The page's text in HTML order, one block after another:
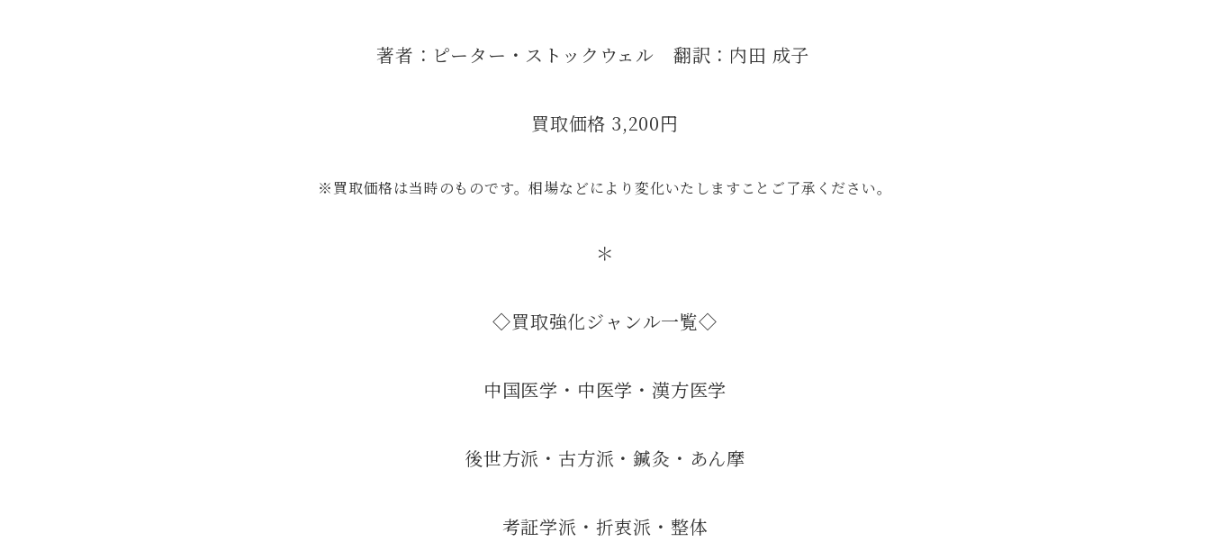
著者：ピーター・ストックウェル 翻訳：内田 成子
買取価格 3,200円
※買取価格は当時のものです。相場などにより変化いたしますことご了承ください。
＊
◇買取強化ジャンル一覧◇
中国医学・中医学・漢方医学
後世方派・古方派・鍼灸・あん摩
考証学派・折衷派・整体